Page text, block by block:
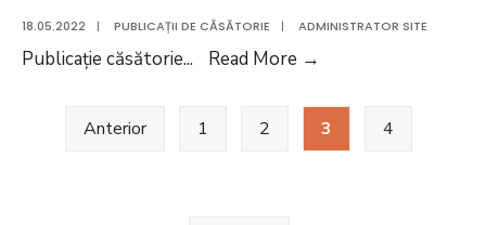
18.05.2022 | PUBLICAȚII DE CĂSĂTORIE | ADMINISTRATOR SITE
Publicație căsătorie... Read More →
Paginație
Anterior 1 2 3 4